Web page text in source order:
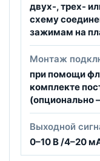
двух-, трех-
схему
зажимам на
Монтаж
при помощи
комплекте
(опционально
Выходной
0–10 В /4–20